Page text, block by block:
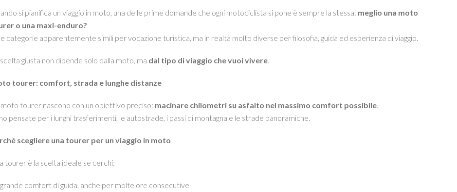
si pianifica un viaggio in moto, una delle prime domande che ogni motociclista si pone è sempre la stessa: meglio una moto
o una maxi-enduro?
categorie apparentemente simili per vocazione turistica, ma in realtà molto diverse per filosofia, guida ed esperienza di viaggio.
giusta non dipende solo dalla moto, ma dal tipo di viaggio che vuoi vivere.
tourer: comfort, strada e lunghe distanze
moto tourer nascono con un obiettivo preciso: macinare chilometri su asfalto nel massimo comfort possibile.
pensate per i lunghi trasferimenti, le autostrade, i passi di montagna e le strade panoramiche.
scegliere una tourer per un viaggio in moto
tourer è la scelta ideale se cerchi:
grande comfort di guida, anche per molte ore consecutive